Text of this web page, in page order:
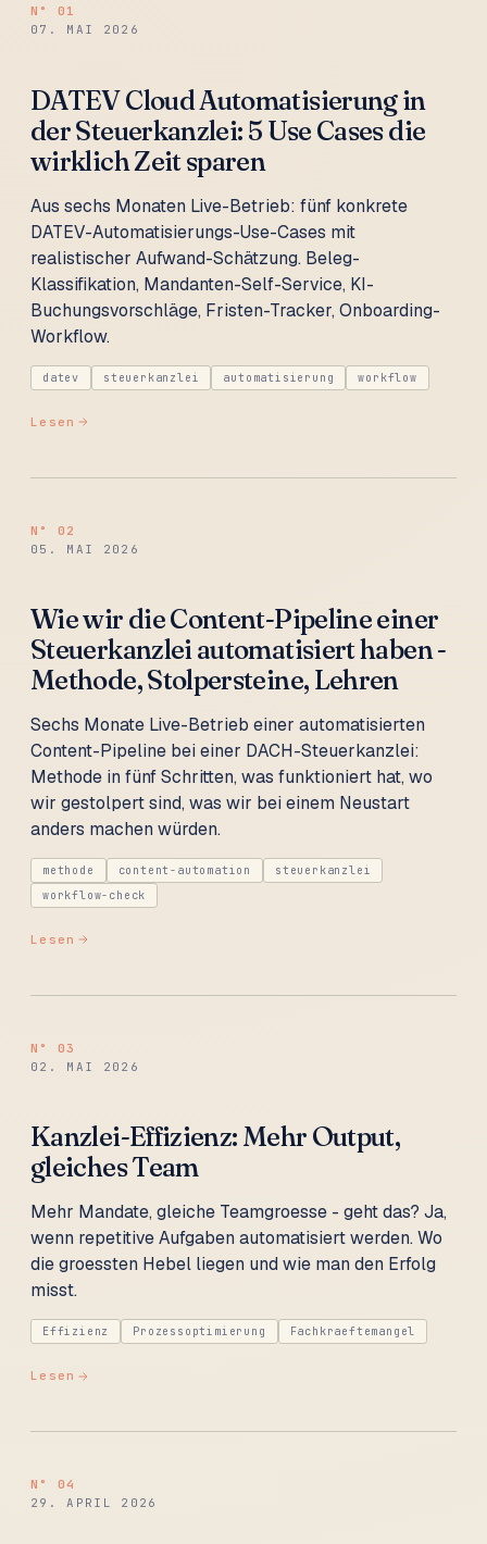
N° 01
07. MAI 2026
DATEV Cloud Automatisierung in
der Steuerkanzlei: 5 Use Cases die
wirklich Zeit sparen
Aus sechs Monaten Live-Betrieb: fünf konkrete
DATEV-Automatisierungs-Use-Cases mit
realistischer Aufwand-Schätzung. Beleg-
Klassifikation, Mandanten-Self-Service, KI-
Buchungsvorschläge, Fristen-Tracker, Onboarding-
Workflow.
datev steuerkanzlei automatisierung workflow
Lesen
N° 02
05. MAI 2026
Wie wir die Content-Pipeline einer
Steuerkanzlei automatisiert haben -
Methode, Stolpersteine, Lehren
Sechs Monate Live-Betrieb einer automatisierten
Content-Pipeline bei einer DACH-Steuerkanzlei:
Methode in fünf Schritten, was funktioniert hat, wo
wir gestolpert sind, was wir bei einem Neustart
anders machen würden.
methode content-automation
steuerkanzlei
workflow-check
Lesen
N° 03
02. MAI 2026
Kanzlei-Effizienz: Mehr Output,
gleiches Team
Mehr Mandate, gleiche Teamgroesse - geht das? Ja,
wenn repetitive Aufgaben automatisiert werden. Wo
die groessten Hebel liegen und wie man den Erfolg
misst.
Effizienz Prozessoptimierung Fachkraeftemangel
Lesen
N° 04
29. APRIL 2026